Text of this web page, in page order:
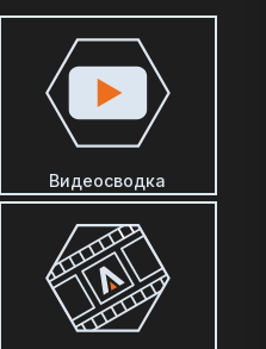
Видеосводка